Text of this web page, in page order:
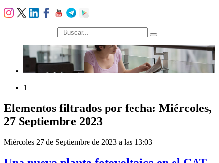
búsqueda
1
Elementos filtrados por fecha: Miércoles,
27 Septiembre 2023
Miércoles 27 de Septiembre de 2023 a las 13:03